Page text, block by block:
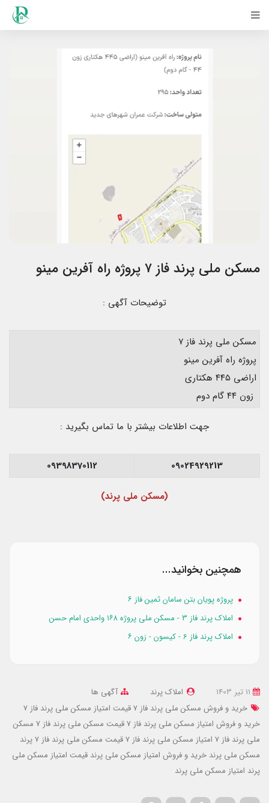
مسکن ملی پرند فاز ۷ پروژه راه آفرین مینو
توضیحات آگهی :
مسکن ملی پرند فاز ۷
پروژه راه آفرین مینو
اراضی ۴۴۵ هکتاری
زون ۴۴ گام دوم
جهت اطلاعات بیشتر با ما تماس بگیرید :
09024929213
09398370112
(مسکن ملی پرند)
همچنین بخوانید...
پروژه پویان بتن سامان ثمین فاز ۶
املاک پرند فاز 3 - مسکن ملی پروژه ۱۶۸ واحدی امام حسن
املاک پرند فاز 6 - کیسون - زون ۶
املاک پرند
آگهی ها
خرید و فروش مسکن ملی پرند فاز 7
قیمت امتیاز مسکن ملی پرند فاز 7
خرید و فروش امتیاز مسکن ملی پرند فاز 7
قیمت مسکن ملی پرند فاز 7
مسکن
ملی پرند فاز 7
امتیاز مسکن ملی پرند فاز 7 قیمت مسکن ملی پرند فاز 7 پرند
مسکن ملی پرند خرید و فروش امتیاز مسکن ملی پرند قیمت امتیاز مسکن ملی
پرند امتیاز مسکن ملی پرند